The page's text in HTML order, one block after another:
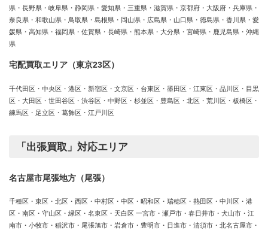
県・長野県・岐阜県・静岡県・愛知県・三重県・滋賀県・京都府・大阪府・兵庫県・
奈良県・和歌山県・鳥取県・島根県・岡山県・広島県・山口県・徳島県・香川県・愛
媛県・高知県・福岡県・佐賀県・長崎県・熊本県・大分県・宮崎県・鹿児島県・沖縄
県
宅配買取エリア（東京23区）
千代田区・中央区・港区・新宿区・文京区・台東区・墨田区・江東区・品川区・目黒
区・大田区・世田谷区・渋谷区・中野区・杉並区・豊島区・北区・荒川区・板橋区・
練馬区・足立区・葛飾区・江戸川区
「出張買取」対応エリア
名古屋市尾張地方（尾張）
千種区・東区・北区・西区・中村区・中区・昭和区・瑞穂区・熱田区・中川区・港
区・南区・守山区・緑区・名東区・天白区 一宮市・瀬戸市・春日井市・犬山市・江
南市・小牧市・稲沢市・尾張旭市・岩倉市・豊明市・日進市・清須市・北名古屋市・